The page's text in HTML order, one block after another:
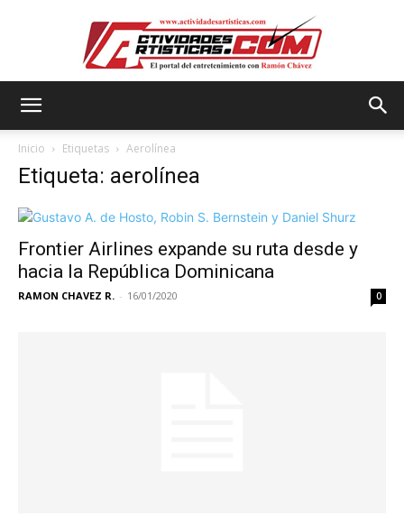
Inicio Etiquetas Aerolínea
Etiqueta: aerolínea
Frontier Airlines expande su ruta desde y
hacia la República Dominicana
RAMON CHAVEZ R. - 16/01/2020 0